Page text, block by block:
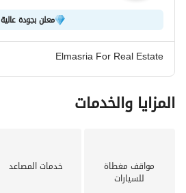
معلن بجودة عالية
Elmasria For Real Estate
المزايا والخدمات
مواقف مغطاة
للسيارات
خدمات المصاعد